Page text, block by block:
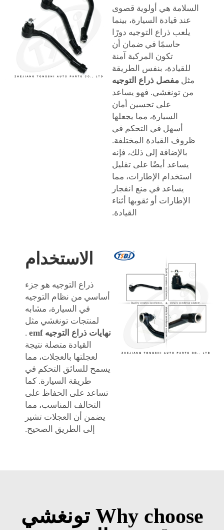
السلامة هي أولوية قصوى
عند قيادة السيارة، بينما
يلعب ذراع التوجيه دورًا
حاسمًا في ضمان أن
تكون المركبة آمنة
للقيادة، بنفس الطريقة
مثل مفصل ذراع التوجيه
من تونغشي. فهو يساعد
على تحسين أمان
السيارة، مما يجعلها
أسهل في التحكم في
ظروف القيادة المختلفة.
بالإضافة إلى ذلك، فإنه
يساعد أيضًا على تقليل
استخدام الإطارات، مما
يساعد في منع انفجار
الإطارات أو ثقوبها أثناء
القيادة.
الاستخدام
ذراع التوجيه هو جزء
أساسي من نظام التوجيه
في السيارة، مشابه
لمنتجات تونغشي مثل
نهايات ذراع التوجيه emf
.
القيادة متصلة نتيجة
لعجلتها بالعجلات، مما
يسمح للسائق التحكم في
طريقة السيارة. كما
تساعد على الحفاظ على
التحالف المناسب، مما
يضمن أن العجلات تشير
إلى الطريق الصحيح.
Why choose تونغشي